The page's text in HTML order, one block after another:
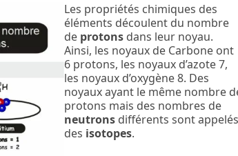
Les propriétés chimiques des
éléments découlent du nombre
de protons dans leur noyau.
Ainsi, les noyaux de Carbone ont
6 protons, les noyaux d’azote 7,
les noyaux d’oxygène 8. Des
noyaux ayant le même nombre
protons mais des nombres de
neutrons différents sont appelés
des isotopes.